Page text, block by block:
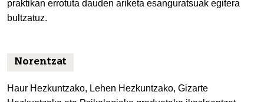
praktikan errotuta dauden ariketa esanguratsuak egitera
bultzatuz.
Norentzat
Haur Hezkuntzako, Lehen Hezkuntzako, Gizarte